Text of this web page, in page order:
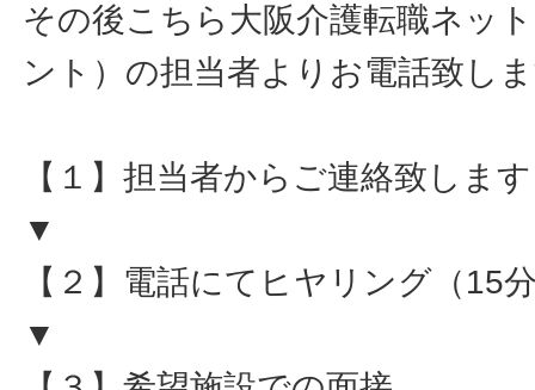
その後こちら大阪介護転職ネッ
ント）の担当者よりお電話致し
【１】担当者からご連絡致します
▼
【２】電話にてヒヤリング（15
▼